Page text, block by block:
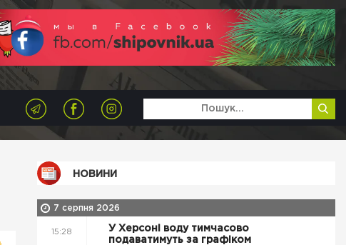
НОВИНИ
7 серпня 2026
15:28
У Херсоні воду тимчасово
подаватимуть за графіком